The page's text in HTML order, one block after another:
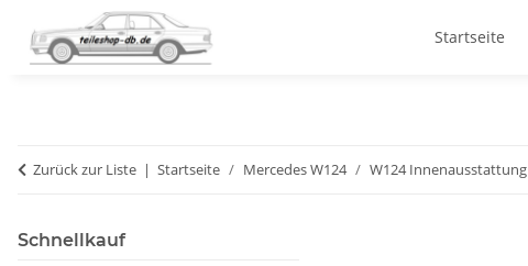
Startseite
Zurück zur Liste Startseite Mercedes W124 W124 Innenausstattung
Schnellkauf